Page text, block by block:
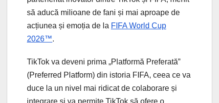
să aducă milioane de fani și mai aproape de
acțiunea și emoția de la FIFA World Cup
2026™.
TikTok va deveni prima „Platformă Preferată”
(Preferred Platform) din istoria FIFA, ceea ce va
duce la un nivel mai ridicat de colaborare și
integrare și va permite TikTok să ofere o